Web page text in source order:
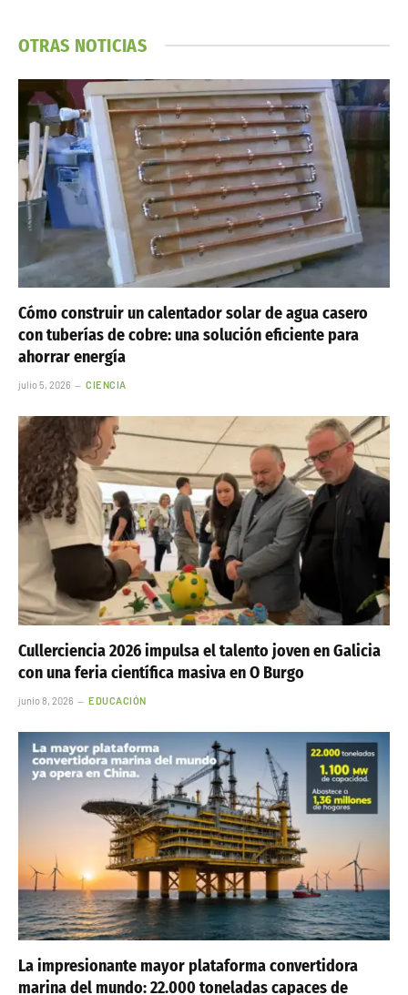
OTRAS NOTICIAS
Cómo construir un calentador solar de agua casero
con tuberías de cobre: una solución eficiente para
ahorrar energía
julio 5, 2026 CIENCIA
Cullerciencia 2026 impulsa el talento joven en Galicia
con una feria científica masiva en O Burgo
junio 8, 2026 EDUCACIÓN
La impresionante mayor plataforma convertidora
marina del mundo: 22.000 toneladas capaces de